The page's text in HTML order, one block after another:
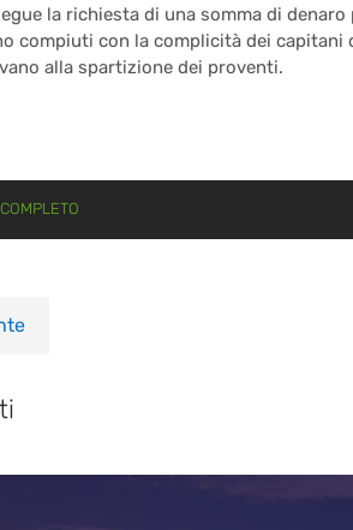
la richiesta di una somma di
compiuti con la complicità dei capitani
alla spartizione dei proventi.